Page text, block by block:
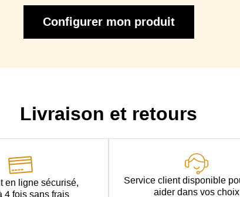
Mécanisme Mécanique type Rapido avec ouverture
Configurer mon produit
Livraison et retours
en ligne sécurisé,
4 fois sans frais
Service client disponible
aider dans vos choix